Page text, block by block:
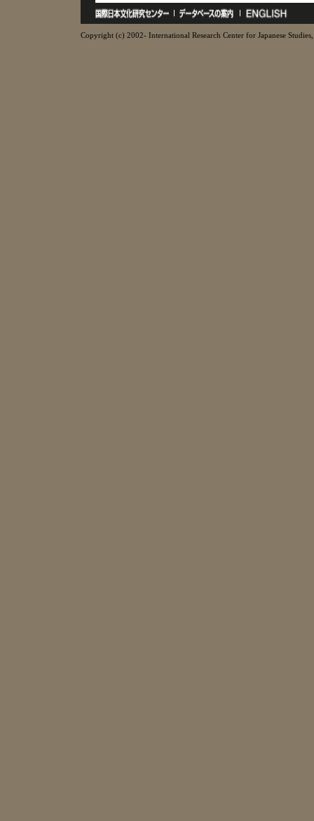
Copyright (c) 2002- International Research Center for Japanese